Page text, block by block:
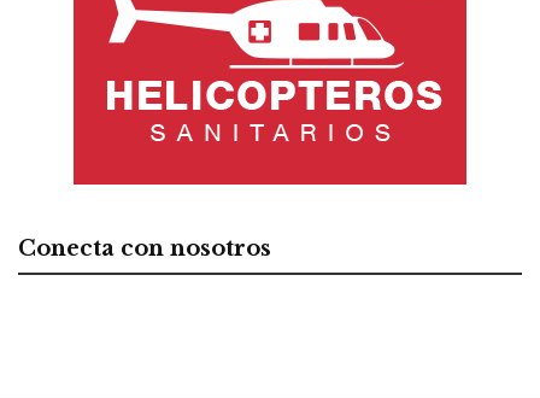
Conecta con nosotros